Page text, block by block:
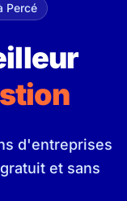
Percé
d'entreprises
et sans